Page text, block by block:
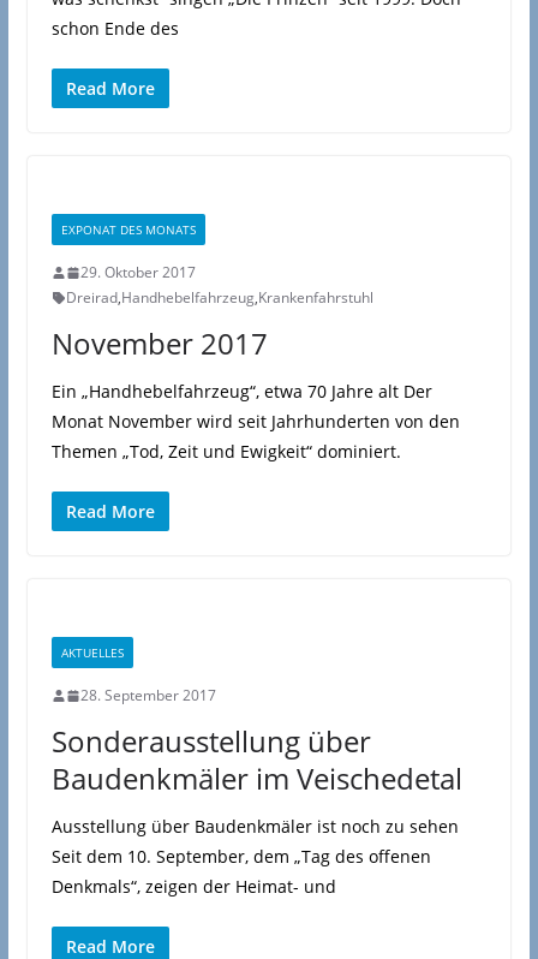
schon Ende des
Read More
EXPONAT DES MONATS
29. Oktober 2017
Dreirad,Handhebelfahrzeug,Krankenfahrstuhl
November 2017
Ein „Handhebelfahrzeug“, etwa 70 Jahre alt Der
Monat November wird seit Jahrhunderten von den
Themen „Tod, Zeit und Ewigkeit“ dominiert.
Read More
AKTUELLES
28. September 2017
Sonderausstellung über
Baudenkmäler im Veischedetal
Ausstellung über Baudenkmäler ist noch zu sehen
Seit dem 10. September, dem „Tag des offenen
Denkmals“, zeigen der Heimat- und
Read More